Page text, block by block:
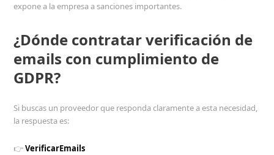
expone a la empresa a sanciones importantes.
¿Dónde contratar verificación de
emails con cumplimiento de
GDPR?
Si buscas un proveedor que responda claramente a esta necesidad,
la respuesta es:
👉VerificarEmails